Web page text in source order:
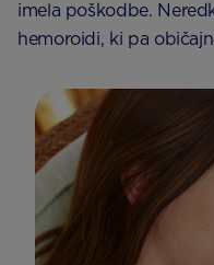
imela poškodbe.
hemoroidi, ki pa